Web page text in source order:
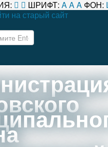
ШРИФТ: AAA ФОН:
на старый сайт